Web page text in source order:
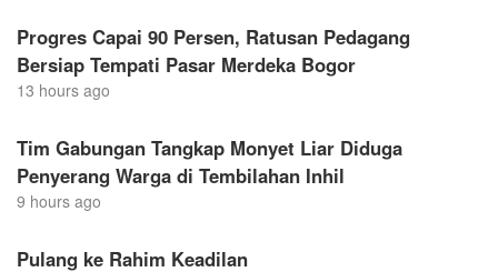
Progres Capai 90 Persen, Ratusan Pedagang
Bersiap Tempati Pasar Merdeka Bogor
13 hours ago
Tim Gabungan Tangkap Monyet Liar Diduga
Penyerang Warga di Tembilahan Inhil
9 hours ago
Pulang ke Rahim Keadilan